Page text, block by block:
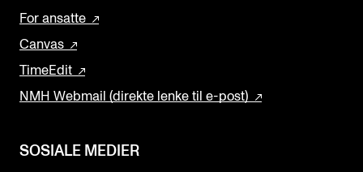
For ansatte
Canvas
TimeEdit
NMH Webmail (direkte lenke til e-post)
SOSIALE MEDIER